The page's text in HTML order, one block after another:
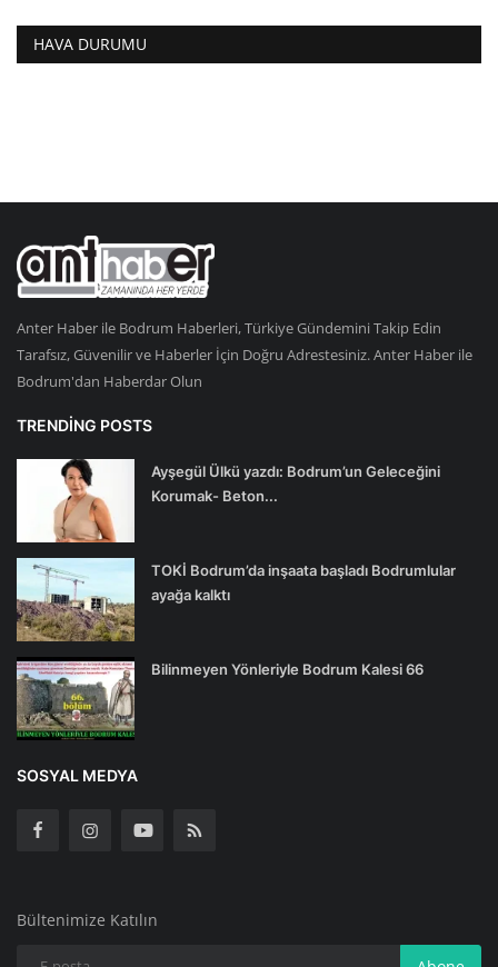
HAVA DURUMU
Anter Haber ile Bodrum Haberleri, Türkiye Gündemini Takip Edin
Tarafsız, Güvenilir ve Haberler İçin Doğru Adrestesiniz. Anter Haber ile
Bodrum'dan Haberdar Olun
TRENDING POSTS
Ayşegül Ülkü yazdı: Bodrum’un Geleceğini
Korumak- Beton...
TOKİ Bodrum’da inşaata başladı Bodrumlular
ayağa kalktı
Bilinmeyen Yönleriyle Bodrum Kalesi 66
SOSYAL MEDYA
Bültenimize Katılın